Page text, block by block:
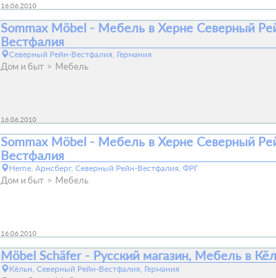
16.06.2010
Sommax Möbel - Мебель в Хернe Северный
Вестфалия
Северный Рейн-Вестфалия, Германия
Дом и быт Мебель
16.06.2010
Sommax Möbel - Мебель в Хернe Северный
Вестфалия
Herne, Арнсберг, Северный Рейн-Вестфалия, ФРГ
Дом и быт Мебель
16.06.2010
Möbel Schäfer - Русский магазин, Мебель в
Кёльн, Северный Рейн-Вестфалия, Германия